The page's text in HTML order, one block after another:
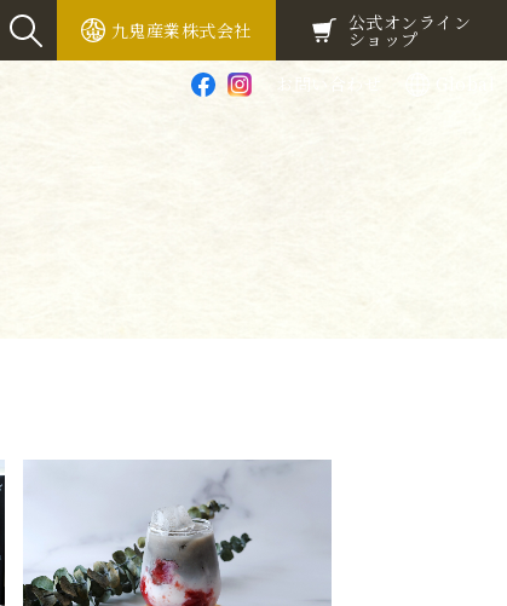
九鬼産業株式会社 公式オンライン
ショップ
お問い合わせ